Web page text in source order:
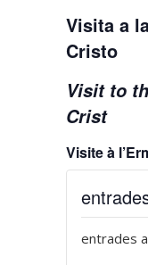
Visita a
Cristo
Visit to
Crist
Visite à
entrades